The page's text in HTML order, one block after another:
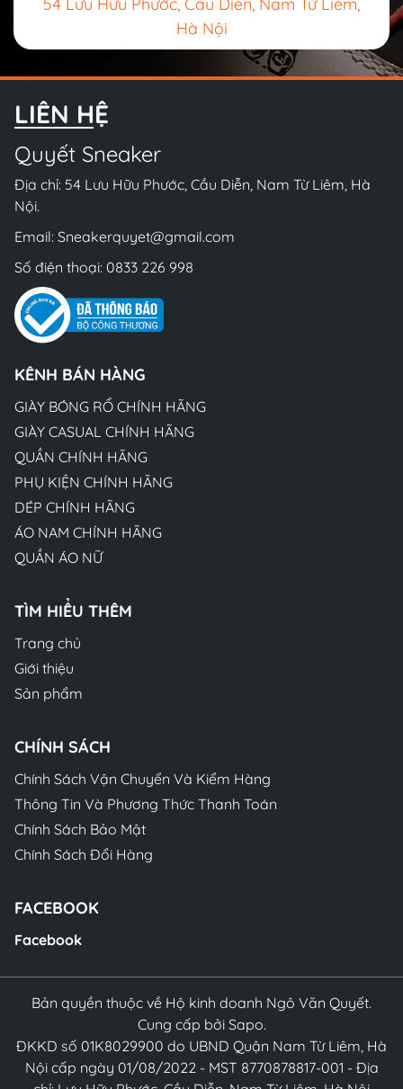
Hà Nội
LIÊN HỆ
Quyết Sneaker
Địa chỉ: 54 Lưu Hữu Phước, Cầu Diễn, Nam Từ Liêm, Hà
Nội.
Email: Sneakerquyet@gmail.com
Số điện thoại: 0833 226 998
KÊNH BÁN HÀNG
GIÀY BÓNG RỔ CHÍNH HÃNG
GIÀY CASUAL CHÍNH HÃNG
QUẦN CHÍNH HÃNG
PHỤ KIỆN CHÍNH HÃNG
DÉP CHÍNH HÃNG
ÁO NAM CHÍNH HÃNG
QUẦN ÁO NỮ
TÌM HIỂU THÊM
Trang chủ
Giới thiệu
Sản phẩm
CHÍNH SÁCH
Chính Sách Vận Chuyển Và Kiểm Hàng
Thông Tin Và Phương Thức Thanh Toán
Chính Sách Bảo Mật
Chính Sách Đổi Hàng
FACEBOOK
Facebook
Bản quyền thuộc về Hộ kinh doanh Ngô Văn Quyết.
Cung cấp bởi Sapo.
ĐKKD số 01K8029900 do UBND Quận Nam Từ Liêm, Hà
Nội cấp ngày 01/08/2022 - MST 8770878817-001 - Địa